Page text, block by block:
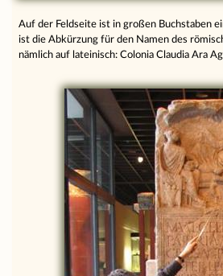
Auf der Feldseite ist in großen Buchstaben
ist die Abkürzung für den Namen des
nämlich auf lateinisch: Colonia Claudia Ara